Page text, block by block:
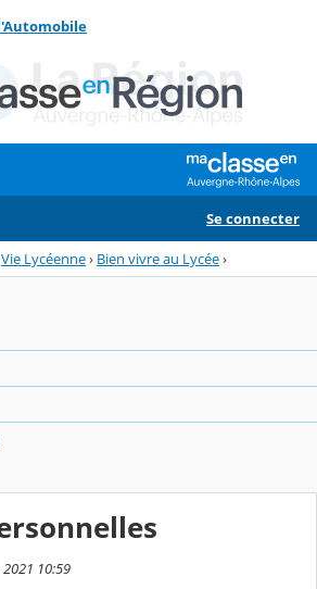
Se connecter
Vie Lycéenne› Bien vivre au Lycée›
10:59